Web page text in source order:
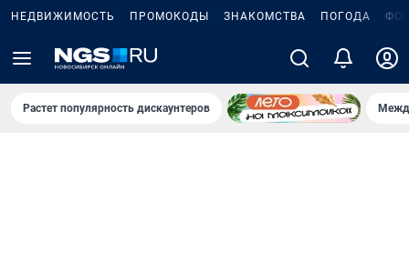
НЕДВИЖИМОСТЬ ПРОМОКОДЫ ЗНАКОМСТВА ПОГОДА
Растет популярность дискаунтеров